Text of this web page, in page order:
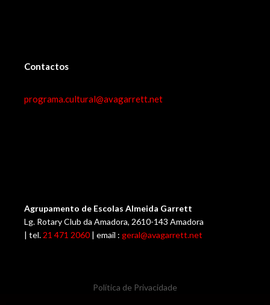
Contactos
programa.cultural@avagarrett.net
Agrupamento de Escolas Almeida Garrett
Lg. Rotary Club da Amadora, 2610-143 Amadora
| tel. 21 471 2060 | email : geral@avagarrett.net
Política de Privacidade